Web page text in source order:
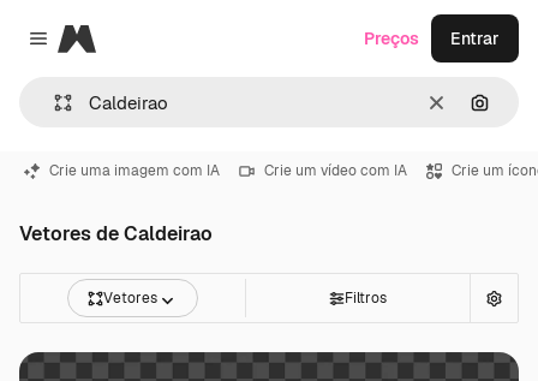
Close menu
Magnific
Limpar
Preços Entrar
Crie uma imagem com IA Crie um vídeo com IA Crie um
Vetores de Caldeirao
Vetores Filtros